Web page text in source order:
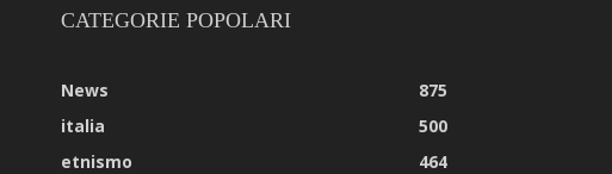
CATEGORIE POPOLARI
News
875
italia
500
etnismo
464